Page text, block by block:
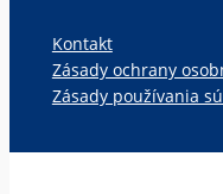
Kontakt
Zásady ochrany
Zásady používania